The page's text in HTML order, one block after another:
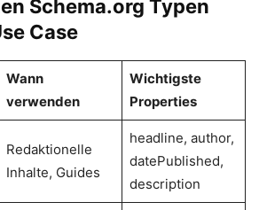
Schema.org Typen
Case
Wann
verwenden
Wichtigste
Properties
Redaktionelle
Inhalte, Guides
headline, author,
datePublished,
description